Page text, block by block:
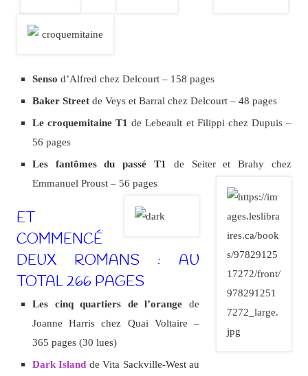
Senso d’Alfred chez Delcourt – 158 pages
Baker Streetde Veys et Barral chez Delcourt – 48 pages
Le croquemitaine T1 de Lebeault et Filippi chez Dupuis –
56 pages
Les fantômes du passé T1
de Seiter et Brahy chez
Emmanuel Proust – 56 pages
ET
COMMENCÉ
DEUX ROMANS : AU
TOTAL 266 PAGES
Les cinq quartiers de l’orange de
Joanne Harris chez Quai Voltaire –
365 pages (30 lues)
Dark Island de Vita Sackville-West au